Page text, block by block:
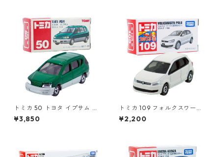
トミカ 50 トヨタ イプサム #1
0306672
¥3,850
トミカ 109 フォルクスワーゲ
ン ポロ（初回特別カラー）#1
0467380
¥2,200